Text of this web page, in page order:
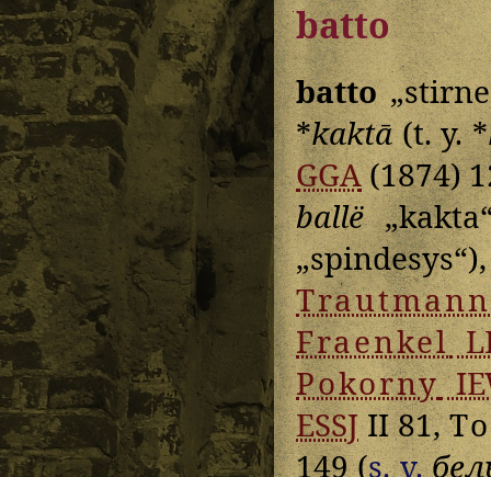
batto
batto
*kaktā(t. y. *
GGA(1874)
ballë
Trautmann
Fraenkel
Pokorny
ESSJII 81,
149 (s. v.